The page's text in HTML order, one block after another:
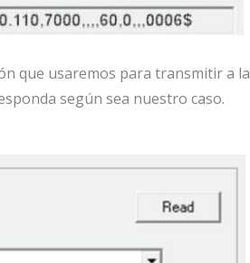
que usaremos para transmitir a la
según sea nuestro caso.